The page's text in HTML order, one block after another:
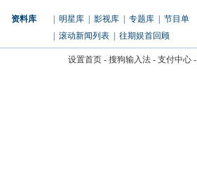
资料库 明星库 影视库 专题库
节目单
滚动新闻列表 往期娱首回顾
设置首页- 搜狗输入法- 支付中心-